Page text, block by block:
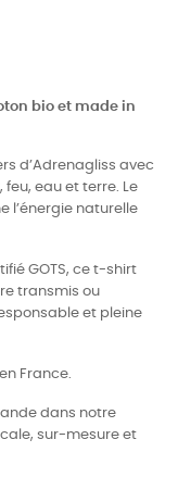
bio et made in
d’Adrenagliss avec
eau et terre. Le
l’énergie naturelle
GOTS, ce t-shirt
transmis ou
et pleine
France.
dans notre
sur-mesure et